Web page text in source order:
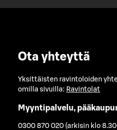
Ota yhteyttä
Yksittäisten ravintoloiden
omilla sivuilla: Ravintolat
Myyntipalvelu,
0300 870 020 (arkisin klo